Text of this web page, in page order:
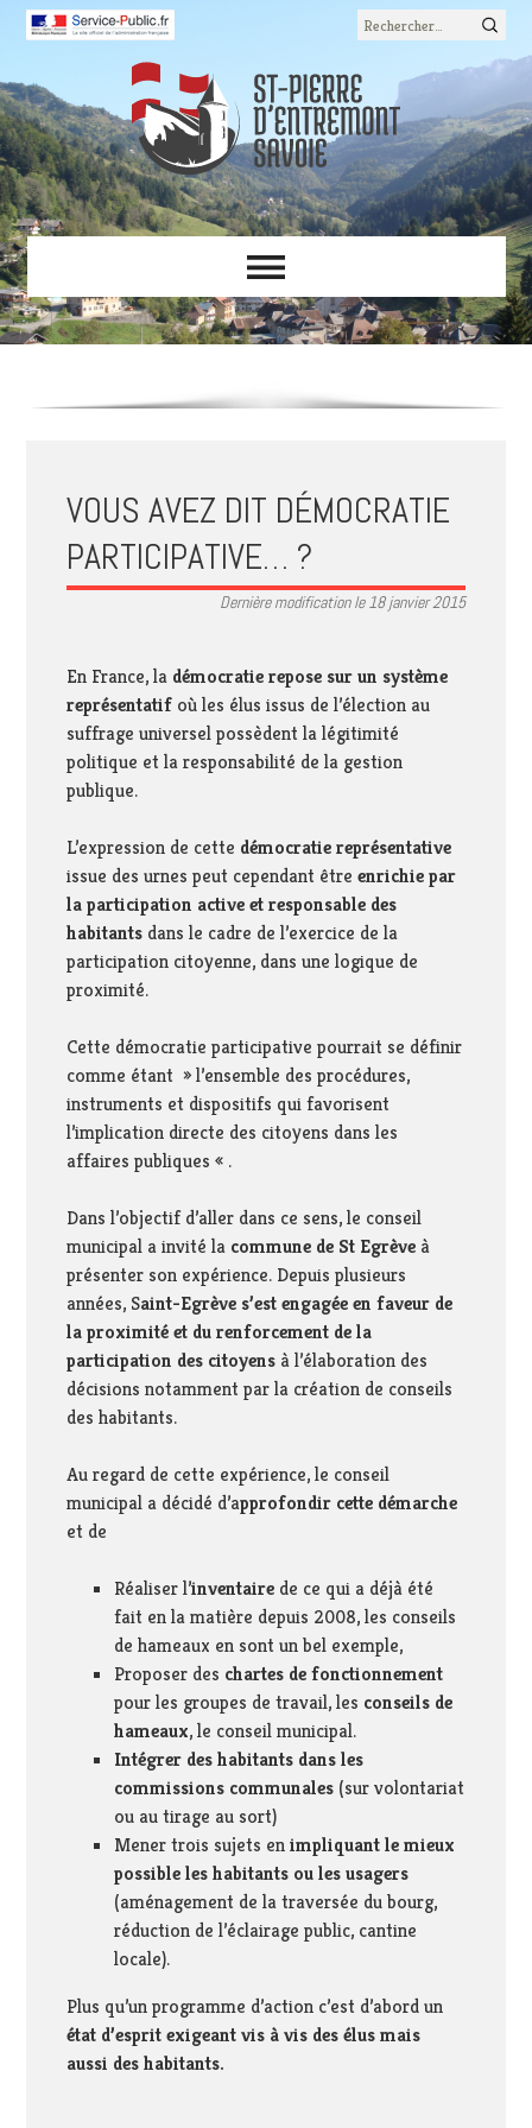
VOUS AVEZ DIT DÉMOCRATIE
PARTICIPATIVE… ?
Dernière modification le 18 janvier 2015
En France, la démocratie repose sur un système
représentatif où les élus issus de l’élection au
suffrage universel possèdent la légitimité
politique et la responsabilité de la gestion
publique.
L’expression de cette démocratie représentative
issue des urnes peut cependant êtreenrichie par
la participation active et responsable des
habitants dans le cadre de l’exercice de la
participation citoyenne, dans une logique de
proximité.
Cette démocratie participative pourrait se définir
comme étant » l’ensemble des procédures,
instruments et dispositifs qui favorisent
l’implication directe des citoyens dans les
affaires publiques « .
Dans l’objectif d’aller dans ce sens, le conseil
municipal a invité la commune de St Egrève à
présenter son expérience. Depuis plusieurs
années, Saint-Egrève s’est engagée en faveur de
la proximité et du renforcement de la
participation des citoyens à l’élaboration des
décisions notamment par la création de conseils
des habitants.
Au regard de cette expérience, le conseil
municipal a décidé d’approfondir cette démarche
et de
Réaliser l’inventaire de ce qui a déjà été
fait en la matière depuis 2008, les conseils
de hameaux en sont un bel exemple,
Proposer des chartes de fonctionnement
pour les groupes de travail, les conseils de
hameaux, le conseil municipal.
Intégrer des habitants dans les
commissions communales (sur volontariat
ou au tirage au sort)
Mener trois sujets enimpliquant le mieux
possible les habitants ou les usagers
(aménagement de la traversée du bourg,
réduction de l’éclairage public, cantine
locale).
Plus qu’un programme d’action c’est d’abord un
état d’esprit exigeant vis à vis des élus mais
aussi des habitants.